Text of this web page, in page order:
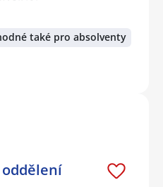
také pro absolventy